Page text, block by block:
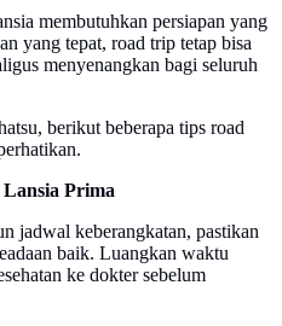
membutuhkan persiapan yang
yang tepat, road trip tetap bisa
menyenangkan bagi seluruh
berikut beberapa tips road
Lansia Prima
jadwal keberangkatan, pastikan
baik. Luangkan waktu
ke dokter sebelum